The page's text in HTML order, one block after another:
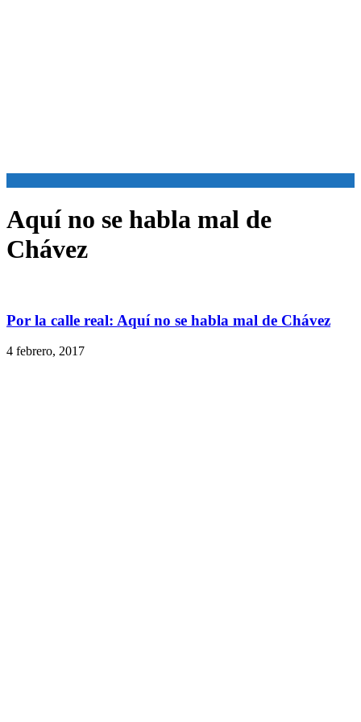
Aquí no se habla mal de
Chávez
Por la calle real: Aquí no se habla mal de Chávez
4 febrero, 2017